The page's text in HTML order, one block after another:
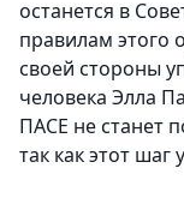
останется в
правилам этого
своей стороны
человека Элла
ПАСЕ не станет
так как этот